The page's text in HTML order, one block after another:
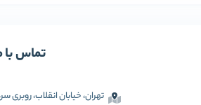
تماس با
تهران، خیابان انقلاب، روبری